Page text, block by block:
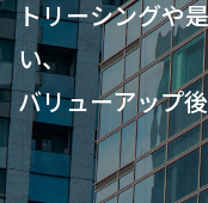
トリーシングや
い、
バリューアップ